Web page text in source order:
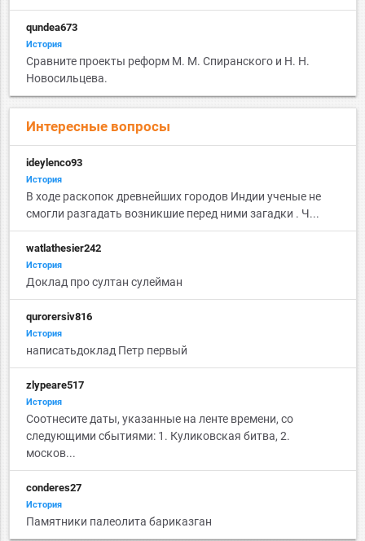
qundea673
История
Сравните проекты реформ М. М. Спиранского и Н. Н.
Новосильцева.
Интересные вопросы
ideylenco93
История
В ходе раскопок древнейших городов Индии ученые не
смогли разгадать возникшие перед ними загадки . Ч...
watlathesier242
История
Доклад про султан сулейман
qurorersiv816
История
написатьдоклад Петр первый
zlypeare517
История
Соотнесите даты, указанные на ленте времени, со
следующими сбытиями: 1. Куликовская битва, 2.
москов...
conderes27
История
Памятники палеолита бариказган